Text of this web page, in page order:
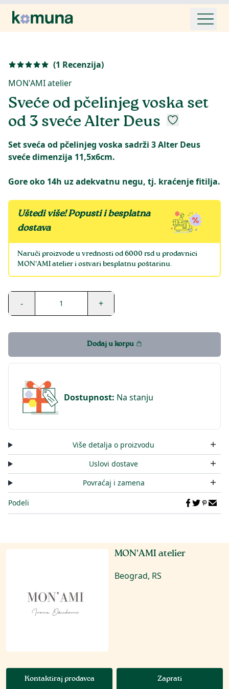
(1 Recenzija)
MON'AMI atelier
Sveće od pčelinjeg voska set
od 3 sveće Alter Deus
Set sveća od pčelinjeg voska sadrži 3 Alter Deus
sveće dimenzija 11,5x6cm.
Gore oko 14h uz adekvatnu negu, tj. kraćenje fitilja.
Uštedi više! Popusti i besplatna
dostava
Naruči proizvode u vrednosti od 6000 rsd u prodavnici
MON'AMI atelier i ostvari besplatnu poštarinu.
- 1 +
Dodaj u korpu
Dostupnost: Na stanju
Više detalja o proizvodu
Uslovi dostave
Povraćaj i zamena
Podeli
MON'AMI atelier
Beograd, RS
Kontaktiraj prodavca Zaprati